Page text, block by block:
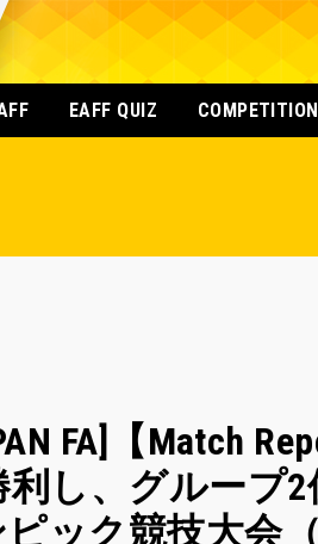
EAFF QUIZ COMPETITION
FA]【Match
し、グループ
ック競技大会